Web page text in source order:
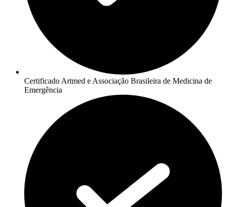
Certificado Artmed e Associação Brasileira de Medicina de
Emergência